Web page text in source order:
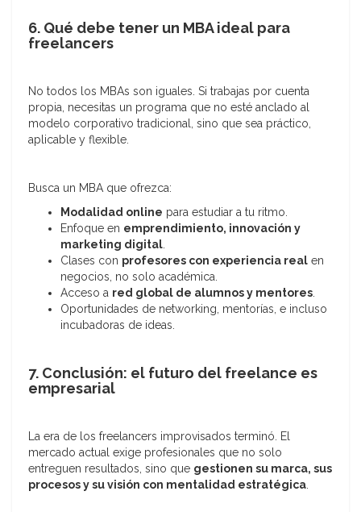
6. Qué debe tener un MBA ideal para
freelancers
No todos los MBAs son iguales. Si trabajas por cuenta
propia, necesitas un programa que no esté anclado al
modelo corporativo tradicional, sino que sea práctico,
aplicable y flexible.
Busca un MBA que ofrezca:
Modalidad online para estudiar a tu ritmo.
Enfoque en emprendimiento, innovación y
marketing digital.
Clases con profesores con experiencia real en
negocios, no solo académica.
Acceso a red global de alumnos y mentores.
Oportunidades de networking, mentorías, e incluso
incubadoras de ideas.
7. Conclusión: el futuro del freelance es
empresarial
La era de los freelancers improvisados terminó. El
mercado actual exige profesionales que no solo
entreguen resultados, sino que gestionen su marca, sus
procesos y su visión con mentalidad estratégica.